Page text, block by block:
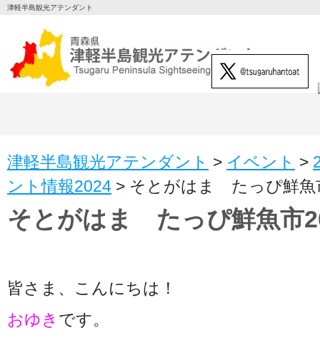
津軽半島観光アテンダント
津軽半島観光アテンダント > イベント >
ント情報2024 > そとがはま たっぴ鮮魚
そとがはま たっぴ鮮魚市
皆さま、こんにちは！
おゆき です。